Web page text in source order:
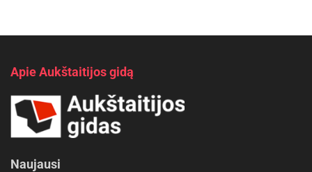
Apie Aukštaitijos gidą
Naujausi